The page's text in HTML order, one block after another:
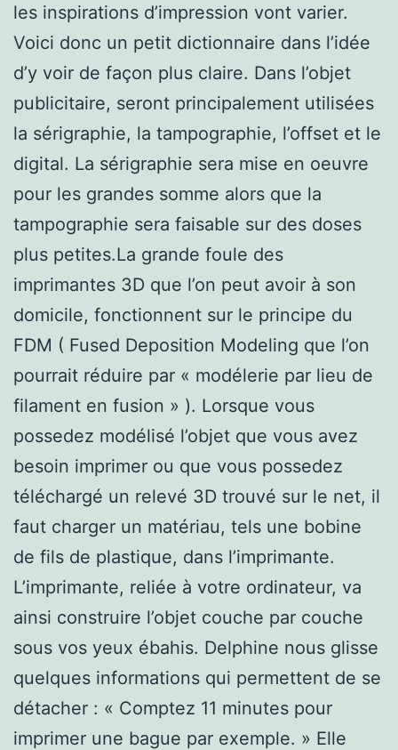
les inspirations d’impression vont varier.
Voici donc un petit dictionnaire dans l’idée
d’y voir de façon plus claire. Dans l’objet
publicitaire, seront principalement utilisées
la sérigraphie, la tampographie, l’offset et le
digital. La sérigraphie sera mise en oeuvre
pour les grandes somme alors que la
tampographie sera faisable sur des doses
plus petites.La grande foule des
imprimantes 3D que l’on peut avoir à son
domicile, fonctionnent sur le principe du
FDM ( Fused Deposition Modeling que l’on
pourrait réduire par « modélerie par lieu de
filament en fusion » ). Lorsque vous
possedez modélisé l’objet que vous avez
besoin imprimer ou que vous possedez
téléchargé un relevé 3D trouvé sur le net, il
faut charger un matériau, tels une bobine
de fils de plastique, dans l’imprimante.
L’imprimante, reliée à votre ordinateur, va
ainsi construire l’objet couche par couche
sous vos yeux ébahis. Delphine nous glisse
quelques informations qui permettent de se
détacher : « Comptez 11 minutes pour
imprimer une bague par exemple. » Elle